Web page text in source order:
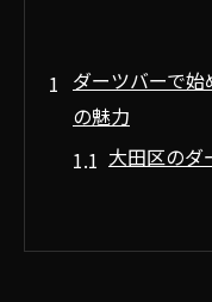
ダーツバーで
の魅力
大田区のダ
ナイトラ